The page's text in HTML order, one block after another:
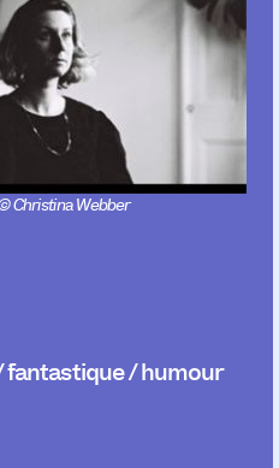
Christina Webber
/ humour